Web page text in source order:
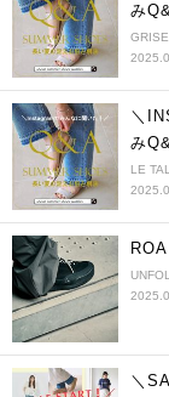
み
＼
み
LE
＼